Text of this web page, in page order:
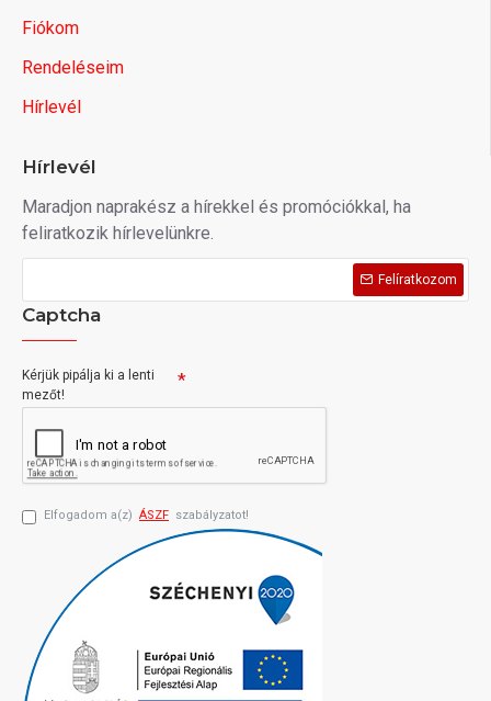
Fiókom
Rendeléseim
Hírlevél
Hírlevél
Maradjon naprakész a hírekkel és promóciókkal, ha
feliratkozik hírlevelünkre.
Felíratkozom
Captcha
Kérjük pipálja ki a lenti
mezőt!
Elfogadom a(z) ÁSZF szabályzatot!